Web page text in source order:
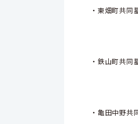
・東畑町
総面
区
・鉄山町
総面
区
・亀田中野